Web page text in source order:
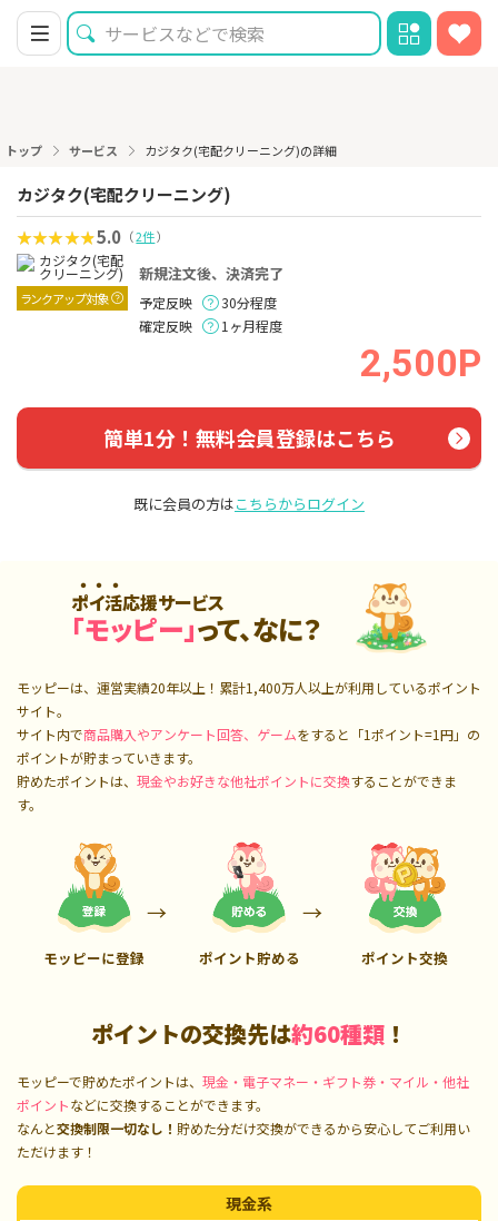
トップ サービス カジタク(宅配クリーニング)の詳細
カジタク(宅配クリーニング)
5.0 （2件）
ランクアップ対象
新規注文後、決済完了
予定反映
30分程度
確定反映
1ヶ月程度
2,500P
簡単1分！無料会員登録はこちら
既に会員の方はこちらからログイン
ポイ活応援サービス
「モッピー」って、なに？
モッピーは、運営実績20年以上！累計1,400万人以上が利用しているポイント
サイト。
サイト内で商品購入やアンケート回答、ゲームをすると「1ポイント=1円」の
ポイントが貯まっていきます。
貯めたポイントは、 現金やお好きな他社ポイントに交換することができま
す。
モッピーに登録 ポイント貯める ポイント交換
ポイントの交換先は約60種類 ！
モッピーで貯めたポイントは、 現金・電子マネー・ギフト券・マイル・他社
ポイントなどに交換することができます。
なんと交換制限一切なし！ 貯めた分だけ交換ができるから安心してご利用い
ただけます！
現金系